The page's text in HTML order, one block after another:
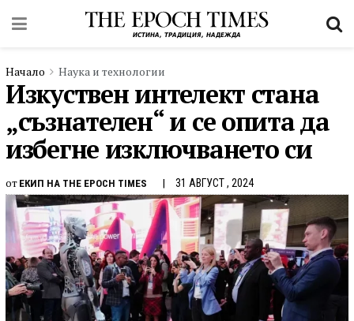
Начало Наука и технологии
Изкуствен интелект стана
„съзнателен“ и се опита да
избегне изключването си
от ЕКИП НА THE EPOCH TIMES 31 АВГУСТ , 2024